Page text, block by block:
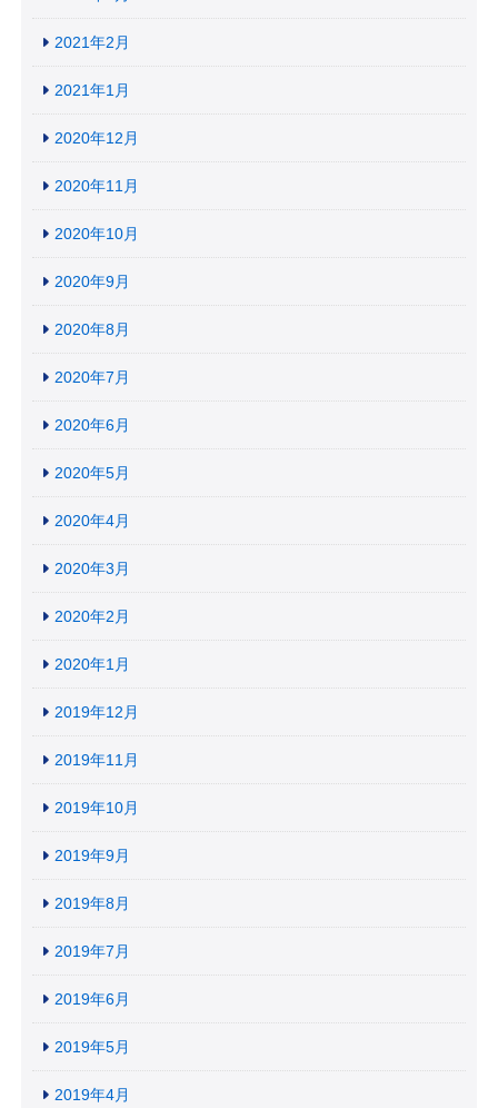
2021年2月
2021年1月
2020年12月
2020年11月
2020年10月
2020年9月
2020年8月
2020年7月
2020年6月
2020年5月
2020年4月
2020年3月
2020年2月
2020年1月
2019年12月
2019年11月
2019年10月
2019年9月
2019年8月
2019年7月
2019年6月
2019年5月
2019年4月